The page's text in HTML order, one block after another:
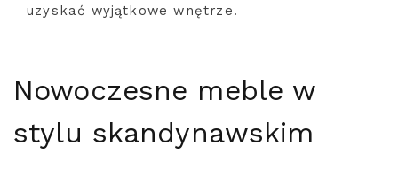
uzyskać wyjątkowe wnętrze.
Nowoczesne meble w
stylu skandynawskim